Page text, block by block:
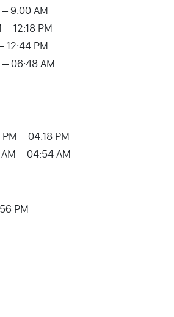
9:00 AM
12:18 PM
12:44 PM
– 06:48 AM
– 04:18 PM
AM – 04:54 AM
PM